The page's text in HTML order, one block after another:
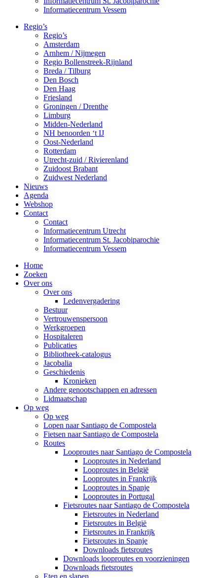
Informatiecentrum Vessem
Regio’s
Regio’s
Amsterdam
Arnhem / Nijmegen
Regio Bollenstreek-Rijnland
Breda / Tilburg
Den Bosch
Den Haag
Friesland
Groningen / Drenthe
Limburg
Midden-Nederland
NH benoorden ‘t IJ
Oost-Nederland
Rotterdam
Utrecht-zuid / Rivierenland
Zuidoost Brabant
Zuidwest Nederland
Nieuws
Agenda
Webshop
Contact
Contact
Informatiecentrum Utrecht
Informatiecentrum St. Jacobiparochie
Informatiecentrum Vessem
Home
Zoeken
Over ons
Over ons
Ledenvergadering
Bestuur
Vertrouwenspersoon
Werkgroepen
Hospitaleren
Publicaties
Bibliotheek-catalogus
Jacobalia
Geschiedenis
Kronieken
Andere genootschappen en adressen
Lidmaatschap
Op weg
Op weg
Lopen naar Santiago de Compostela
Fietsen naar Santiago de Compostela
Routes
Looproutes naar Santiago de Compostela
Looproutes in Nederland
Looproutes in België
Looproutes in Frankrijk
Looproutes in Spanje
Looproutes in Portugal
Fietsroutes naar Santiago de Compostela
Fietsroutes in Nederland
Fietsroutes in België
Fietsroutes in Frankrijk
Fietsroutes in Spanje
Downloads fietsroutes
Downloads looproutes en voorzieningen
Downloads fietsroutes
Eten en slapen